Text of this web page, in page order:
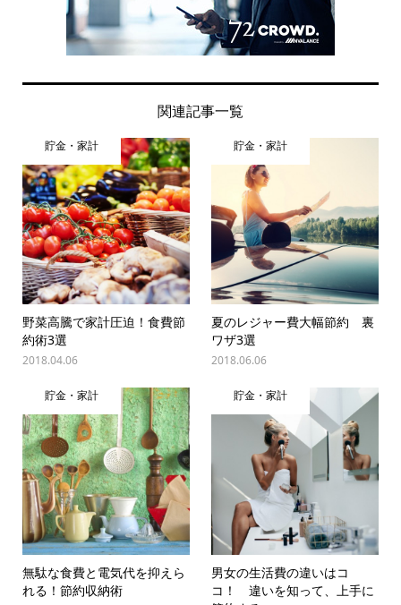
関連記事一覧
貯金・家計
野菜高騰で家計圧迫！食費節
約術3選
2018.04.06
貯金・家計
夏のレジャー費大幅節約 裏
ワザ3選
2018.06.06
貯金・家計
無駄な食費と電気代を抑えら
れる！節約収納術
貯金・家計
男女の生活費の違いはコ
コ！ 違いを知って、上手に